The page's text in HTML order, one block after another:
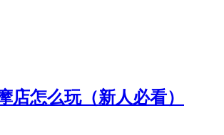
店怎么玩（新人必看）